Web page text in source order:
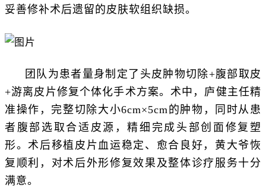
妥善修补术后遗留的皮肤软组织缺损。
团队为患者量身制定了头皮肿物切除+腹部取皮
+游离皮片修复个体化手术方案。术中，庐健主任精
准操作，完整切除大小6cm×5cm的肿物，同时从患
者腹部选取合适皮源，精细完成头部创面修复塑
形。术后移植皮片血运稳定、愈合良好，黄大爷恢
复顺利，对术后外形修复效果及整体诊疗服务十分
满意。